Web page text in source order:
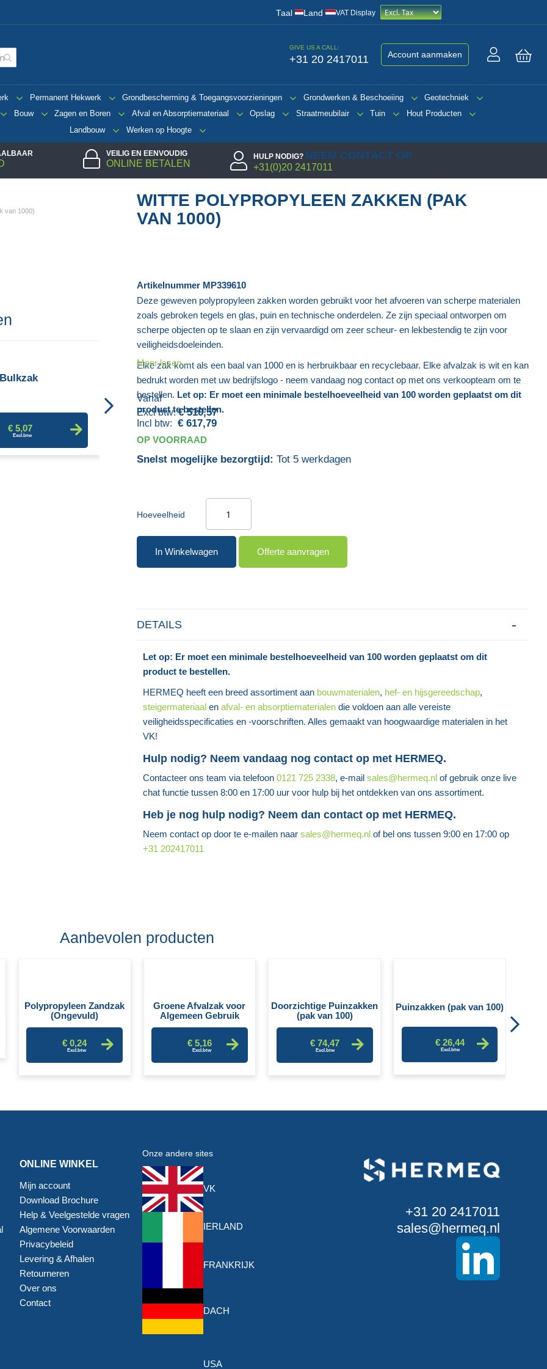
Taal/ Land VAT Display
GIVE US A CALL:
+31 20 2417011 Account aanmaken
Permanent Hekwerk Grondbescherming & Toegangsvoorzieningen Grondwerken & Beschoeiing
Geotechniek
Bouw Zagen en Boren Afval en Absorptiemateriaal Opslag Straatmeubilair Tuin
Hout Producten
Landbouw
Werken op Hoogte
VEILIG EN EENVOUDIG
ONLINE BETALEN
HULP NODIG? NEEM CONTACT OP
+31(0)20 2417011
van 1000)
WITTE POLYPROPYLEEN ZAKKEN (PAK
VAN 1000)
Bulkzak
€ 5,07
Polypropyleen Zandzak
€ 0,24
Groene Afvalzak voor Algemeen
Gebruik
Doorzichtige
Artikelnummer MP339610
Deze geweven polypropyleen zakken worden gebruikt voor het afvoeren van scherpe materialen
zoals gebroken tegels en glas, puin en technische onderdelen. Ze zijn speciaal ontworpen om
scherpe objecten op te slaan en zijn vervaardigd om zeer scheur- en lekbestendig te zijn voor
veiligheidsdoeleinden.
Elke zak komt als een baal van 1000 en is herbruikbaar en recyclebaar. Elke afvalzak is wit en kan
bedrukt worden met uw bedrijfslogo - neem vandaag nog contact op met ons verkoopteam om te
bestellen. Let op: Er moet een minimale bestelhoeveelheid van 100 worden geplaatst om dit
product te bestellen.
Meer lezen...
Vanaf
€ 510,57
€ 617,79
OP VOORRAAD
Snelst mogelijke bezorgtijd: Tot 5 werkdagen
Hoeveelheid
In Winkelwagen Offerte aanvragen
DETAILS
Let op: Er moet een minimale bestelhoeveelheid van 100 worden geplaatst om dit
product te bestellen.
HERMEQ heeft een breed assortiment aan bouwmaterialen, hef- en hijsgereedschap,
steigermateriaal en afval- en absorptiematerialen die voldoen aan alle vereiste
veiligheidsspecificaties en -voorschriften. Alles gemaakt van hoogwaardige materialen in het
VK!
Hulp nodig? Neem vandaag nog contact op met HERMEQ.
Contacteer ons team via telefoon 0121 725 2338, e-mail sales@hermeq.nl of gebruik onze live
chat functie tussen 8:00 en 17:00 uur voor hulp bij het ontdekken van ons assortiment.
Heb je nog hulp nodig? Neem dan contact op met HERMEQ.
Neem contact op door te e-mailen naar sales@hermeq.nl of bel ons tussen 9:00 en 17:00 op
+31 202417011
Aanbevolen producten
Polypropyleen Zandzak
(Ongevuld)
€ 0,24
Groene Afvalzak voor
Algemeen Gebruik
€ 5,16
Doorzichtige Puinzakken
(pak van 100)
€ 74,47
Puinzakken (pak van 100)
€ 26,44
ONLINE WINKEL
Mijn account
Download Brochure
Help & Veelgestelde vragen
Algemene Voorwaarden
Privacybeleid
Levering & Afhalen
Retourneren
Over ons
Contact
Onze andere sites
VK
IERLAND
FRANKRIJK
DACH
USA
+31 20 2417011
sales@hermeq.nl